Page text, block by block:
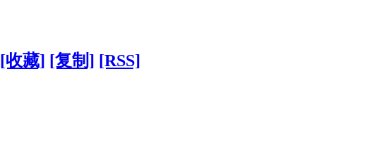
[收藏] [复制] [RSS]